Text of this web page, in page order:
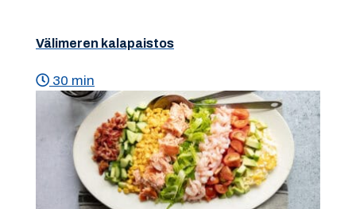
Välimeren kalapaistos
30 min